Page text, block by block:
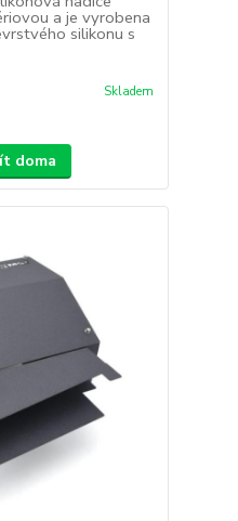
a je vyrobena
silikonu s
Skladem
doma